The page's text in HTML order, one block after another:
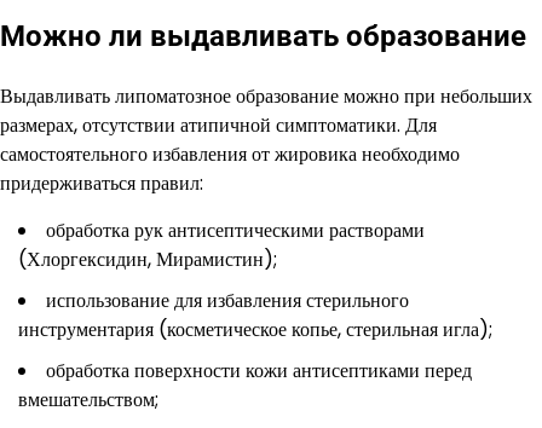
Можно ли выдавливать образование
Выдавливать липоматозное образование можно при небольших
размерах, отсутствии атипичной симптоматики. Для
самостоятельного избавления от жировика необходимо
придерживаться правил:
обработка рук антисептическими растворами
(Хлоргексидин, Мирамистин);
использование для избавления стерильного
инструментария (косметическое копье, стерильная игла);
обработка поверхности кожи антисептиками перед
вмешательством;